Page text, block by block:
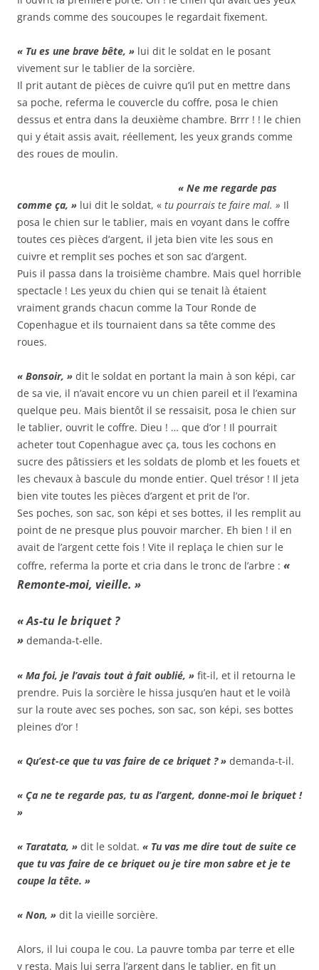
grands comme des soucoupes le regardait fixement.
« Tu es une brave bête, » lui dit le soldat en le posant
vivement sur le tablier de la sorcière.
Il prit autant de pièces de cuivre qu’il put en mettre dans
sa poche, referma le couvercle du coffre, posa le chien
dessus et entra dans la deuxième chambre. Brrr ! ! le chien
qui y était assis avait, réellement, les yeux grands comme
des roues de moulin.
« Ne me regarde pas
comme ça, » lui dit le soldat, « tu pourrais te faire mal. » Il
posa le chien sur le tablier, mais en voyant dans le coffre
toutes ces pièces d’argent, il jeta bien vite les sous en
cuivre et remplit ses poches et son sac d’argent.
Puis il passa dans la troisième chambre. Mais quel horrible
spectacle ! Les yeux du chien qui se tenait là étaient
vraiment grands chacun comme la Tour Ronde de
Copenhague et ils tournaient dans sa tête comme des
roues.
« Bonsoir, » dit le soldat en portant la main à son képi, car
de sa vie, il n’avait encore vu un chien pareil et il l’examina
quelque peu. Mais bientôt il se ressaisit, posa le chien sur
le tablier, ouvrit le coffre. Dieu ! … que d’or ! Il pourrait
acheter tout Copenhague avec ça, tous les cochons en
sucre des pâtissiers et les soldats de plomb et les fouets et
les chevaux à bascule du monde entier. Quel trésor ! Il jeta
bien vite toutes les pièces d’argent et prit de l’or.
Ses poches, son sac, son képi et ses bottes, il les remplit au
point de ne presque plus pouvoir marcher. Eh bien ! il en
avait de l’argent cette fois ! Vite il replaça le chien sur le
coffre, referma la porte et cria dans le tronc de l’arbre : «
Remonte-moi, vieille. »
« As-tu le briquet ?
» demanda-t-elle.
« Ma foi, je l’avais tout à fait oublié, » fit-il, et il retourna le
prendre. Puis la sorcière le hissa jusqu’en haut et le voilà
sur la route avec ses poches, son sac, son képi, ses bottes
pleines d’or !
« Qu’est-ce que tu vas faire de ce briquet ? » demanda-t-il.
« Ça ne te regarde pas, tu as l’argent, donne-moi le briquet !
»
« Taratata, » dit le soldat. « Tu vas me dire tout de suite ce
que tu vas faire de ce briquet ou je tire mon sabre et je te
coupe la tête. »
« Non, » dit la vieille sorcière.
Alors, il lui coupa le cou. La pauvre tomba par terre et elle
y resta. Mais lui serra l’argent dans le tablier, en fit un